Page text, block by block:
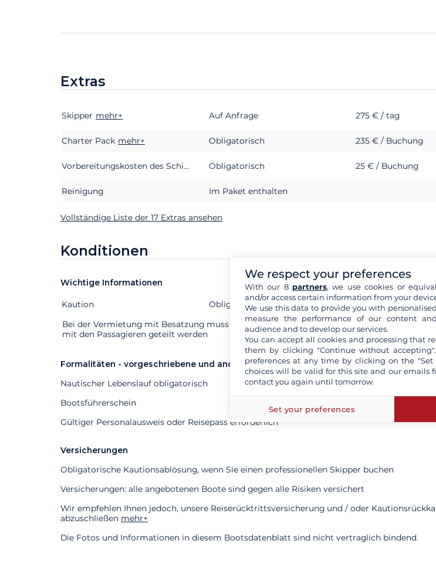
Extras
Extras Status Preis
Skipper mehr+ Auf Anfrage 275 € / tag
Charter Pack mehr+ Obligatorisch 235 € / Buchung
Vorbereitungskosten des Schiffes Obligatorisch 25 € / Buchung
Reinigung Im Paket enthalten
Vollständige Liste der 17 Extras ansehen
Konditionen
Wichtige Informationen
Extras Status
Kaution Obligatorisch 1 500 €
Bei der Vermietung mit Besatzung muss diese über eine Kabine und ein Badezimmer
mit den Passagieren geteilt werden
Formalitäten - vorgeschriebene und andere Dokumente
Nautischer Lebenslauf obligatorisch
Bootsführerschein
Gültiger Personalausweis oder Reisepass erforderlich
Versicherungen
Obligatorische Kautionsablösung, wenn Sie einen professionellen Skipper buchen
Versicherungen: alle angebotenen Boote sind gegen alle Risiken versichert
Wir empfehlen Ihnen jedoch, unsere Reiserücktrittsversicherung und / oder
abzuschließen mehr+
Die Fotos und Informationen in diesem Bootsdatenblatt sind nicht vertraglich bindend.
We respect your preferences
With our 8 partners, we use cookies or
and/or access certain information from your
We use this data to provide you with
measure the performance of our content
audience and to develop our services.
You can accept all cookies and processing that
them by clicking "Continue without
preferences at any time by clicking on the "Set
choices will be valid for this site and our emails
contact you again until tomorrow.
Set your preferences